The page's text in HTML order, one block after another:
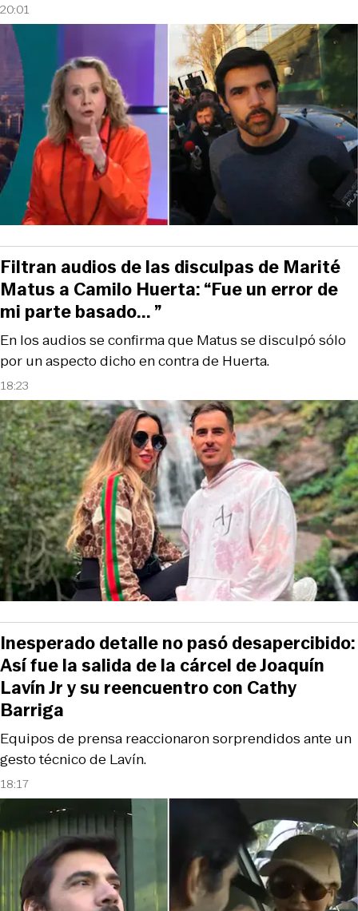
20:01
18:23
En los audios se confirma que Matus se disculpó sólo
por un aspecto dicho en contra de Huerta.
Filtran audios de las disculpas de Marité
Matus a Camilo Huerta: “Fue un error de
mi parte basado... ”
18:17
Equipos de prensa reaccionaron sorprendidos ante un
gesto técnico de Lavín.
Inesperado detalle no pasó desapercibido:
Así fue la salida de la cárcel de Joaquín
Lavín Jr y su reencuentro con Cathy
Barriga